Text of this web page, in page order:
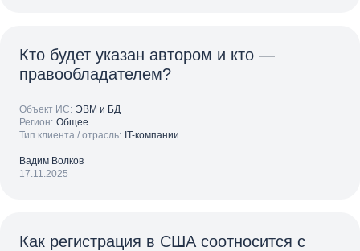
Кто будет указан автором и кто —
правообладателем?
Объект ИС: ЭВМ и БД
Регион: Общее
Тип клиента / отрасль: IT-компании
Вадим Волков
17.11.2025
Как регистрация в США соотносится с